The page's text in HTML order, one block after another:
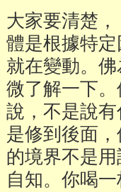
大家要清楚
體是根據特
就在變動。
微了解一下
說，不是說
是修到後面
的境界不是
自知。你喝